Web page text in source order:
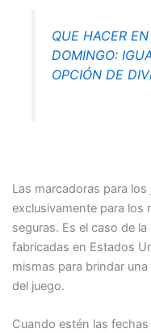
QUE HACER
DOMINGO:
OPCIÓN DE
Las marcadoras para
exclusivamente para los
seguras. Es el caso de
fabricadas en Estados
mismas para brindar
del juego.
Cuando estén las